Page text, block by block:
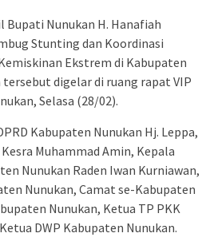
Bupati Nunukan H. Hanafiah
Stunting dan Koordinasi
Ekstrem di Kabupaten
tersebut digelar di ruang rapat VIP
Selasa (28/02).
Kabupaten Nunukan Hj. Leppa,
Muhammad Amin, Kepala
Nunukan Raden Iwan Kurniawan,
Nunukan, Camat se-Kabupaten
Nunukan, Ketua TP PKK
DWP Kabupaten Nunukan.